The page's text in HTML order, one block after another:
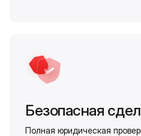
Безопасная
Полная юридическая